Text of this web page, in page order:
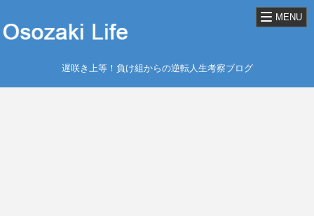
MENU
遅咲き上等！負け組からの逆転人生考察ブログ